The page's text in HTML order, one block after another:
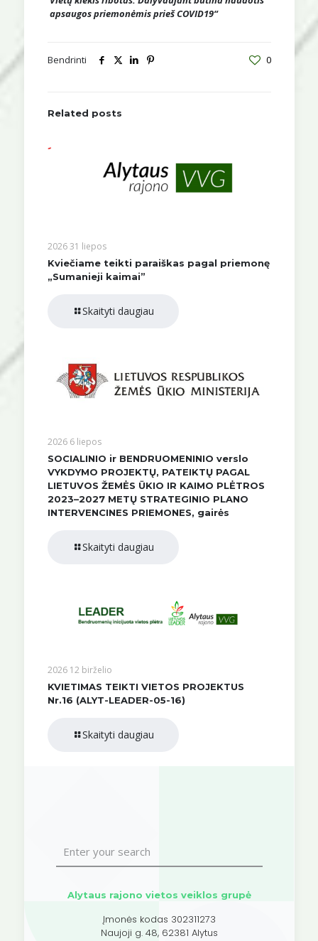
apsaugos priemonėmis prieš COVID19“
Bendrinti 0
Related posts
2026 31 liepos
Kviečiame teikti paraiškas pagal priemonę
„Sumanieji kaimai”
Skaityti daugiau
2026 6 liepos
SOCIALINIO ir BENDRUOMENINIO verslo
VYKDYMO PROJEKTŲ, PATEIKTŲ PAGAL
LIETUVOS ŽEMĖS ŪKIO IR KAIMO PLĖTROS
2023–2027 METŲ STRATEGINIO PLANO
INTERVENCINES PRIEMONES, gairės
Skaityti daugiau
2026 12 birželio
KVIETIMAS TEIKTI VIETOS PROJEKTUS
Nr.16 (ALYT-LEADER-05-16)
Skaityti daugiau
Alytaus rajono vietos veiklos grupė
Įmonės kodas 302311273
Naujoji g. 48, 62381 Alytus